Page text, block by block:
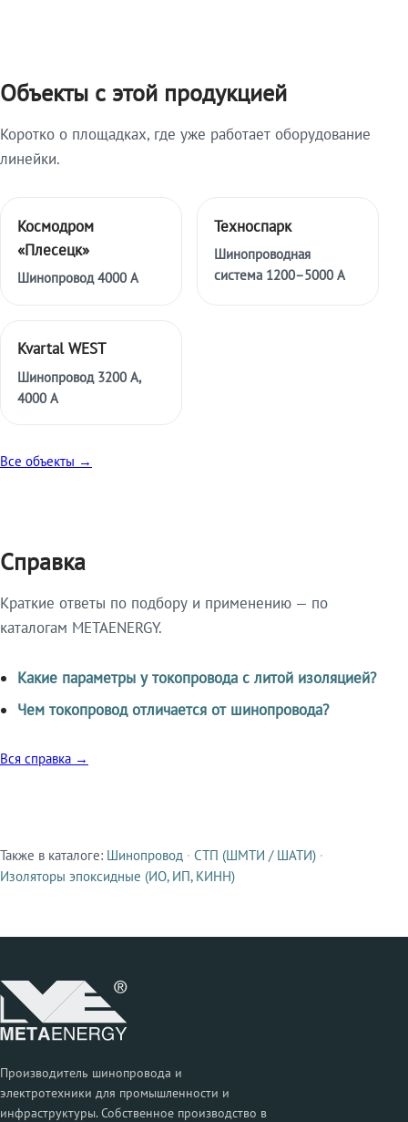
Объекты с этой продукцией
Коротко о площадках, где уже работает оборудование
линейки.
Космодром
«Плесецк»
Шинопровод 4000 А
Техноспарк
Шинопроводная
система 1200–5000 А
Kvartal WEST
Шинопровод 3200 А,
4000 А
Все объекты →
Справка
Краткие ответы по подбору и применению — по
каталогам METAENERGY.
Какие параметры у токопровода с литой изоляцией?
Чем токопровод отличается от шинопровода?
Вся справка →
Смежные продукты
Также в каталоге: Шинопровод · СТП (ШМТИ / ШАТИ) ·
Изоляторы эпоксидные (ИО, ИП, КИНН)
Производитель шинопровода и
электротехники для промышленности и
инфраструктуры. Собственное производство в